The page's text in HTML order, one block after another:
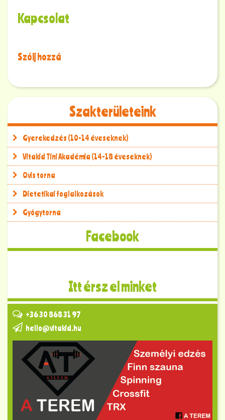
Kapcsolat
Szólj hozzá
Szakterületeink
Gyerekedzés (10-14 éveseknek)
Vitakid Tini Akadémia (14-18 éveseknek)
Ovis torna
Dietetikai foglalkozások
Gyógytorna
Facebook
Itt érsz el minket
+36 30 868 31 97
hello@vitakid.hu